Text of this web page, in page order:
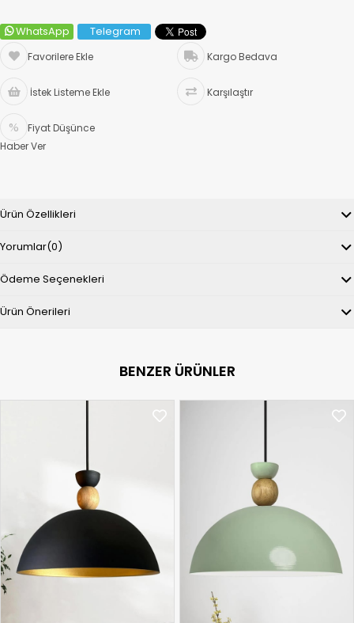
WhatsApp Telegram
Favorilere Ekle Kargo Bedava
İstek Listeme Ekle Karşılaştır
Fiyat Düşünce
Haber Ver
Ürün Özellikleri
Yorumlar(0)
Ödeme Seçenekleri
Ürün Önerileri
BENZER ÜRÜNLER